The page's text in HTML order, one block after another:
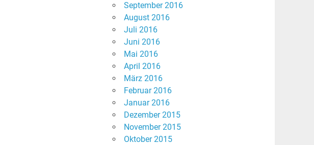
September 2016
August 2016
Juli 2016
Juni 2016
Mai 2016
April 2016
März 2016
Februar 2016
Januar 2016
Dezember 2015
November 2015
Oktober 2015